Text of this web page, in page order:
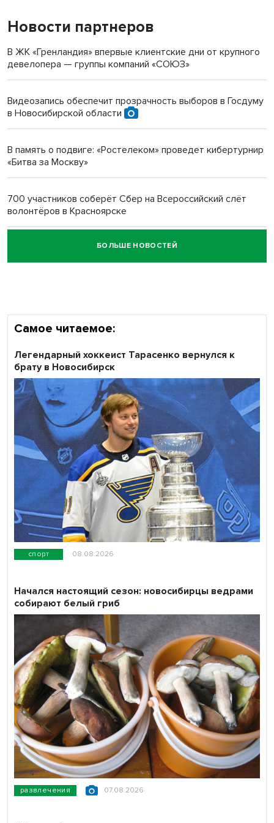
«Мы живём на пастбище!»: в новосибирском селе лошади
терроризируют жителей
Инвалид получил условный срок за избиение врачей
Новосибирский преподаватель с женой вошли в топ-16
Обновлённое отделение ВТБ открылось в Искитиме
Новости партнеров
В ЖК «Гренландия» впервые клиентские дни от крупного
девелопера — группы компаний «СОЮЗ»
Видеозапись обеспечит прозрачность выборов в Госдуму
в Новосибирской области
В память о подвиге: «Ростелеком» проведет кибертурнир
«Битва за Москву»
700 участников соберёт Сбер на Всероссийский слёт
волонтёров в Красноярске
Честный выбор: видеонаблюдение обеспечит
объективность результатов ЕДГ в Новосибирской
БОЛЬШЕ НОВОСТЕЙ
Самое читаемое:
спорт 08.08.2026
Легендарный хоккеист Тарасенко вернулся к
брату в Новосибирск
развлечения 07.08.2026
Начался настоящий сезон: новосибирцы ведрами
собирают белый гриб